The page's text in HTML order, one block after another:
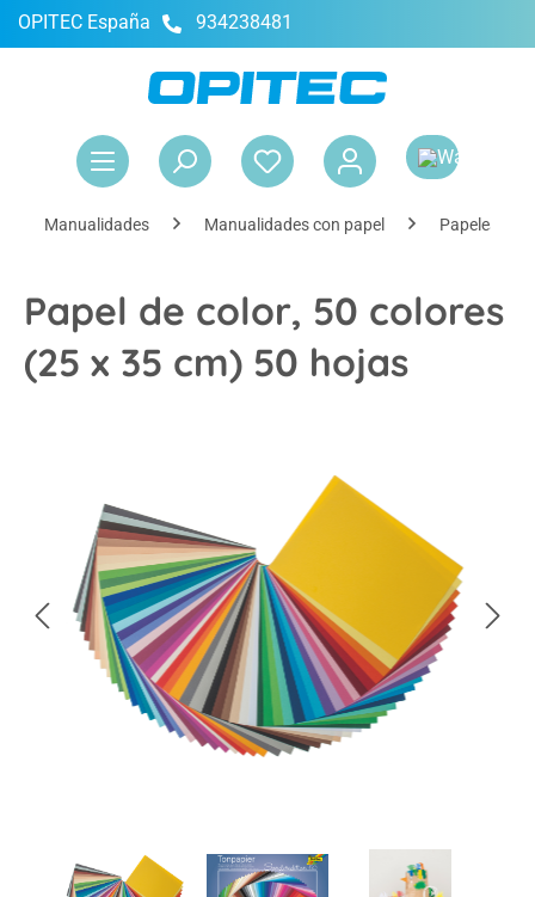
principal
OPITEC España 934238481
Manualidades Manualidades con papel Papeles
Papel de color, 50 colores
(25 x 35 cm) 50 hojas